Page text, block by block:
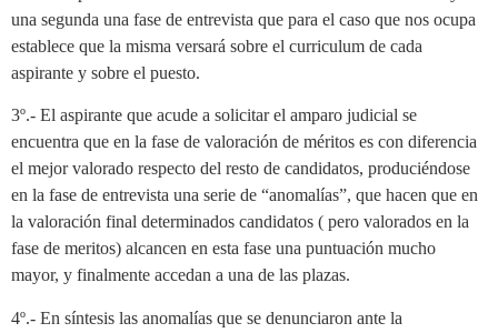
una segunda una fase de entrevista que para el caso que nos ocupa
establece que la misma versará sobre el curriculum de cada
aspirante y sobre el puesto.
3º.- El aspirante que acude a solicitar el amparo judicial se
encuentra que en la fase de valoración de méritos es con diferencia
el mejor valorado respecto del resto de candidatos, produciéndose
en la fase de entrevista una serie de “anomalías”, que hacen que en
la valoración final determinados candidatos ( pero valorados en la
fase de meritos) alcancen en esta fase una puntuación mucho
mayor, y finalmente accedan a una de las plazas.
4º.- En síntesis las anomalías que se denunciaron ante la